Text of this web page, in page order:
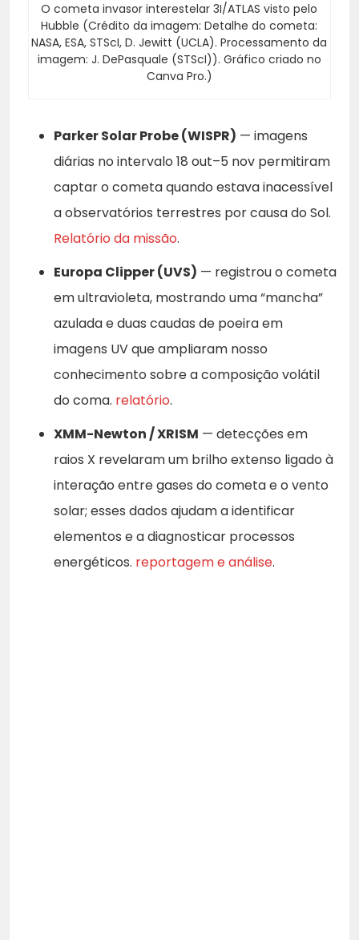
O cometa invasor interestelar 3I/ATLAS visto pelo
Hubble (Crédito da imagem: Detalhe do cometa:
NASA, ESA, STScI, D. Jewitt (UCLA). Processamento da
imagem: J. DePasquale (STScI)). Gráfico criado no
Canva Pro.)
Parker Solar Probe (WISPR) — imagens
diárias no intervalo 18 out–5 nov permitiram
captar o cometa quando estava inacessível
a observatórios terrestres por causa do Sol.
Relatório da missão.
Europa Clipper (UVS) — registrou o cometa
em ultravioleta, mostrando uma “mancha”
azulada e duas caudas de poeira em
imagens UV que ampliaram nosso
conhecimento sobre a composição volátil
do coma. relatório.
XMM-Newton / XRISM — detecções em
raios X revelaram um brilho extenso ligado à
interação entre gases do cometa e o vento
solar; esses dados ajudam a identificar
elementos e a diagnosticar processos
energéticos. reportagem e análise.